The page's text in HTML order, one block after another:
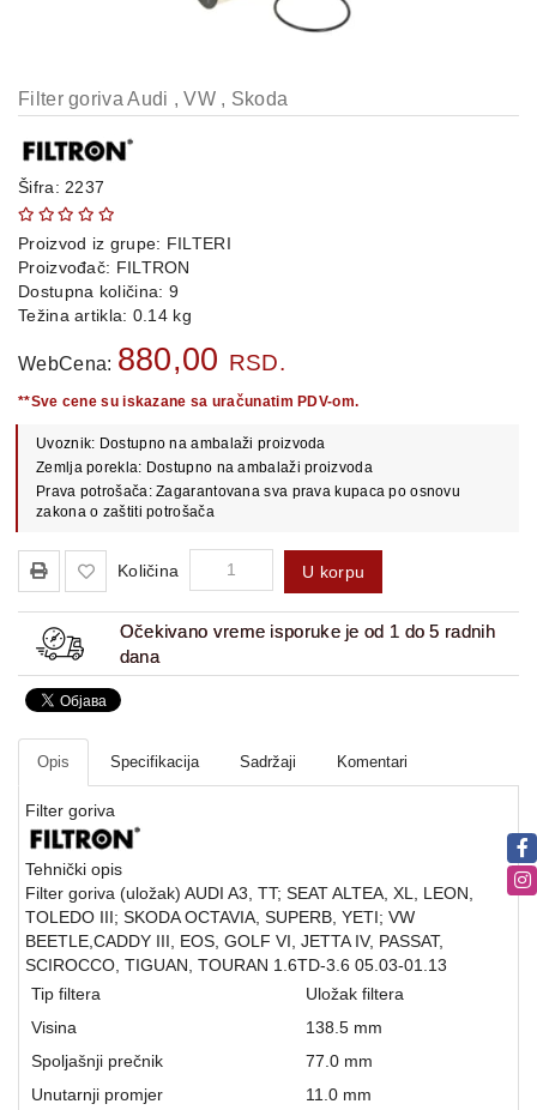
AUTO
METALNE
POLICE
KAMIONSKI
POLOVNI
AUTOMOBILI
POŠALJITE
Filter goriva Audi , VW , Skoda
Šifra: 2237
Proizvod iz grupe: FILTERI
Proizvođač: FILTRON
Dostupna količina: 9
Težina artikla: 0.14 kg
WebCena: 880,00 RSD.
**Sve cene su iskazane sa uračunatim PDV-om.
Uvoznik: Dostupno na ambalaži proizvoda
Zemlja porekla: Dostupno na ambalaži proizvoda
Prava potrošača: Zagarantovana sva prava kupaca po osnovu
zakona o zaštiti potrošača
Količina U korpu
Očekivano vreme isporuke je od 1 do 5 radnih
dana
Opis Specifikacija Sadržaji Komentari
Filter goriva
Tehnički opis
Filter goriva (uložak) AUDI A3, TT; SEAT ALTEA, XL, LEON,
TOLEDO III; SKODA OCTAVIA, SUPERB, YETI; VW
BEETLE,CADDY III, EOS, GOLF VI, JETTA IV, PASSAT,
SCIROCCO, TIGUAN, TOURAN 1.6TD-3.6 05.03-01.13
Tip filtera
Uložak filtera
Visina
138.5 mm
Spoljašnji prečnik
77.0 mm
Unutarnji promjer
11.0 mm